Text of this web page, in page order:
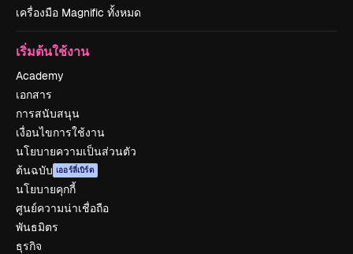
เครื่องมือ Magnific ทั้งหมด
เริ่มต้นใช้งาน
Academy
เอกสาร
การสนับสนุน
เงื่อนไขการใช้งาน
นโยบายความเป็นส่วนตัว
ต้นฉบับ เออร์ลี่เบิร์ด
นโยบายคุกกี้
ศูนย์ความน่าเชื่อถือ
พันธมิตร
ธุรกิจ